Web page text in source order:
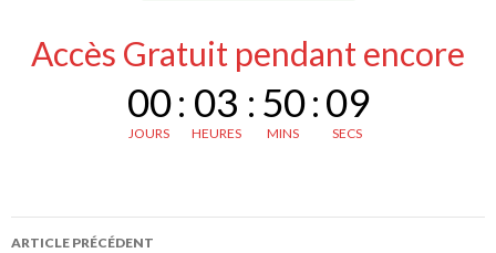
Accès Gratuit pendant encore
00
JOURS
: 03
HEURES
: 50
MINS
:08
SECS
Navigation
ARTICLE PRÉCÉDENT